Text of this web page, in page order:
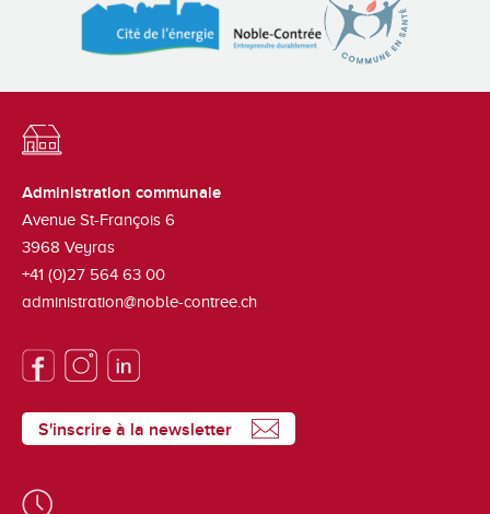
Administration communale
Avenue St-François 6
3968 Veyras
+41 (0)27 564 63 00
administration@noble-contree.ch
S'inscrire à la newsletter